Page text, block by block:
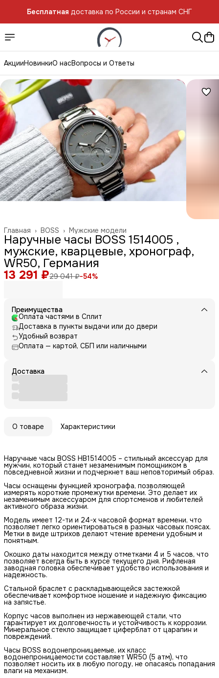
Бесплатная доставка по России и странам СНГ
АкцииНовинкиО насВопросы и Ответы
Мужские модели
BOSS ›
Главная ›
Наручные часы BOSS 1514005 ,
мужские, кварцевые, хронограф,
WR50, Германия
13 291 ₽29 041 ₽−54%
Преимущества
Оплата частями в Сплит
Доставка в пункты выдачи или до двери
Удобный возврат
Оплата — картой, СБП или наличными
Доставка
О товаре Характеристики
Наручные часы BOSS HB1514005 – стильный аксессуар для
мужчин, который станет незаменимым помощником в
повседневной жизни и подчеркнет ваш неповторимый образ.
Часы оснащены функцией хронографа, позволяющей
измерять короткие промежутки времени. Это делает их
незаменимым аксессуаром для спортсменов и любителей
активного образа жизни.
Модель имеет 12-ти и 24-х часовой формат времени, что
позволяет легко ориентироваться в разных часовых поясах.
Метки в виде штрихов делают чтение времени удобным и
понятным.
Окошко даты находится между отметками 4 и 5 часов, что
позволяет всегда быть в курсе текущего дня. Рифленая
заводная головка обеспечивает удобство использования и
надежность.
Стальной браслет с раскладывающейся застежкой
обеспечивает комфортное ношение и надежную фиксацию
на запястье.
Корпус часов выполнен из нержавеющей стали, что
гарантирует их долговечность и устойчивость к коррозии.
Минеральное стекло защищает циферблат от царапин и
повреждений.
Часы BOSS водонепроницаемые, их класс
водонепроницаемости составляет WR50 (5 атм), что
позволяет носить их в любую погоду, не опасаясь попадания
влаги на механизм.